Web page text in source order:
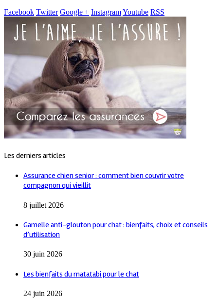
Facebook Twitter Google + InstagramYoutube RSS
Les derniers articles
Assurance chien senior : comment bien couvrir votre
compagnon qui vieillit
8 juillet 2026
Gamelle anti-glouton pour chat : bienfaits, choix et conseils
d’utilisation
30 juin 2026
Les bienfaits du matatabi pour le chat
24 juin 2026